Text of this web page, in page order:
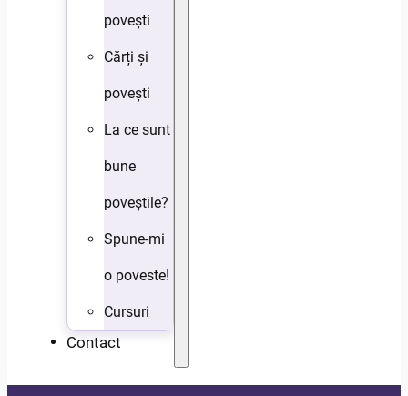
povești
Cărți și
povești
La ce sunt
bune
poveștile?
Spune-mi
o poveste!
Cursuri
Contact